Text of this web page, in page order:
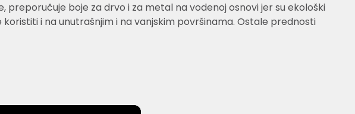
preporučuje boje za drvo i za metal na vodenoj osnovi jer su ekološki
i na unutrašnjim i na vanjskim površinama. Ostale prednosti